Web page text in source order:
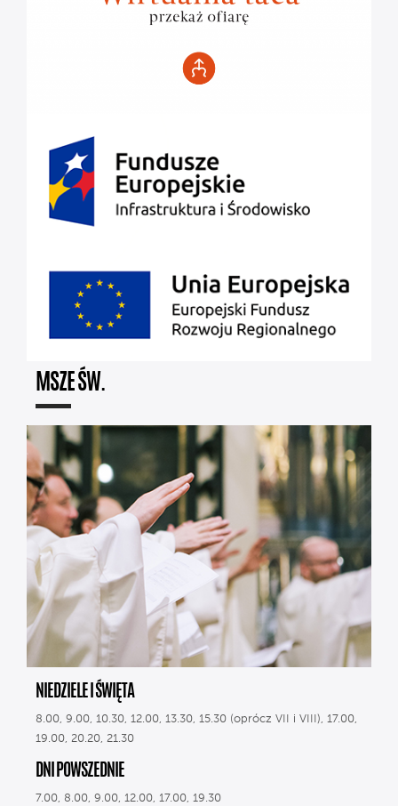
MSZE ŚW.
NIEDZIELE I ŚWIĘTA
8.00, 9.00, 10.30, 12.00, 13.30, 15.30 (oprócz VII i VIII), 17.00,
19.00, 20.20, 21.30
DNI POWSZEDNIE
7.00, 8.00, 9.00, 12.00, 17.00, 19.30